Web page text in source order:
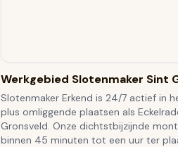
Werkgebied Slotenmaker Sint
Slotenmaker Erkend is 24/7 actief in
plus omliggende plaatsen als
Gronsveld. Onze dichtstbijzijnde
binnen 45 minuten tot een uur ter